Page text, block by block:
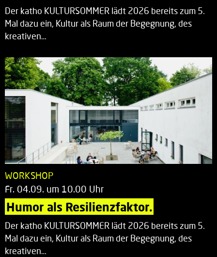
Der katho KULTURSOMMER lädt 2026 bereits zum 5.
Mal dazu ein, Kultur als Raum der Begegnung, des
kreativen…
WORKSHOP
Fr. 04.09. um 10.00 Uhr
Humor als Resilienzfaktor.
Der katho KULTURSOMMER lädt 2026 bereits zum 5.
Mal dazu ein, Kultur als Raum der Begegnung, des
kreativen…